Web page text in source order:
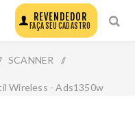
REVENDEDOR
FAÇA SEU CADASTRO
SCANNER /
Wireless - Ads1350w